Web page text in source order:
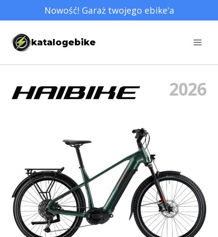
do
treści
Nowość! Garaż twojego ebike'a
katalogebike
2026